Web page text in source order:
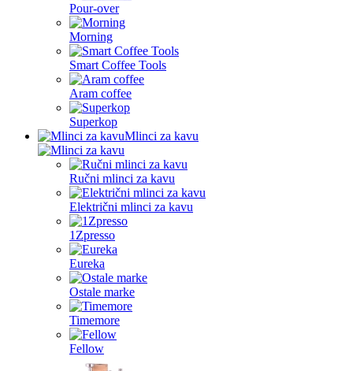
Pour-over
Morning
Smart Coffee Tools
Aram coffee
Superkop
Mlinci za kavu
Ručni mlinci za kavu
Električni mlinci za kavu
1Zpresso
Eureka
Ostale marke
Timemore
Fellow